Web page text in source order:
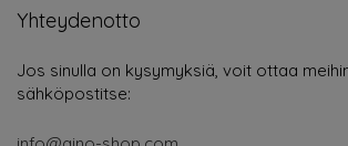
Yhteydenotto
Jos sinulla on kysymyksiä, voit ottaa
sähköpostitse: